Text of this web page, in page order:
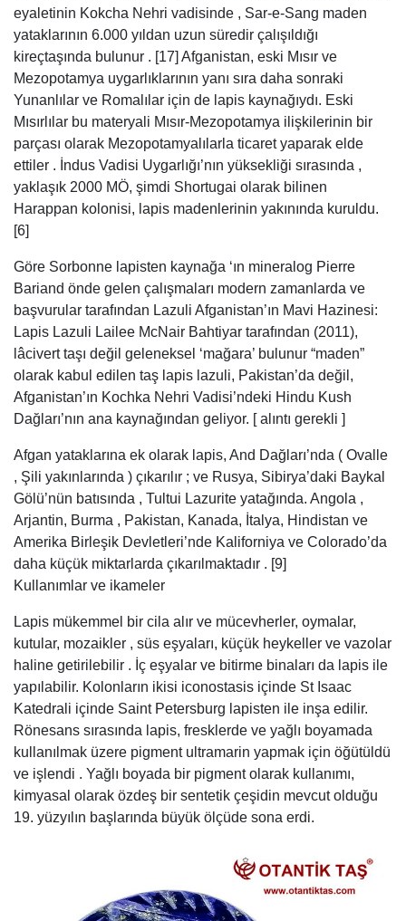
eyaletinin Kokcha Nehri vadisinde , Sar-e-Sang maden
yataklarının 6.000 yıldan uzun süredir çalışıldığı
kireçtaşında bulunur . [17] Afganistan, eski Mısır ve
Mezopotamya uygarlıklarının yanı sıra daha sonraki
Yunanlılar ve Romalılar için de lapis kaynağıydı. Eski
Mısırlılar bu materyali Mısır-Mezopotamya ilişkilerinin bir
parçası olarak Mezopotamyalılarla ticaret yaparak elde
ettiler . İndus Vadisi Uygarlığı’nın yüksekliği sırasında ,
yaklaşık 2000 MÖ, şimdi Shortugai olarak bilinen
Harappan kolonisi, lapis madenlerinin yakınında kuruldu.
[6]
Göre Sorbonne lapisten kaynağa ‘ın mineralog Pierre
Bariand önde gelen çalışmaları modern zamanlarda ve
başvurular tarafından Lazuli Afganistan’ın Mavi Hazinesi:
Lapis Lazuli Lailee McNair Bahtiyar tarafından (2011),
lâcivert taşı değil geleneksel ‘mağara’ bulunur “maden”
olarak kabul edilen taş lapis lazuli, Pakistan’da değil,
Afganistan’ın Kochka Nehri Vadisi’ndeki Hindu Kush
Dağları’nın ana kaynağından geliyor. [ alıntı gerekli ]
Afgan yataklarına ek olarak lapis, And Dağları’nda ( Ovalle
, Şili yakınlarında ) çıkarılır ; ve Rusya, Sibirya’daki Baykal
Gölü’nün batısında , Tultui Lazurite yatağında. Angola ,
Arjantin, Burma , Pakistan, Kanada, İtalya, Hindistan ve
Amerika Birleşik Devletleri’nde Kaliforniya ve Colorado’da
daha küçük miktarlarda çıkarılmaktadır . [9]
Kullanımlar ve ikameler
Lapis mükemmel bir cila alır ve mücevherler, oymalar,
kutular, mozaikler , süs eşyaları, küçük heykeller ve vazolar
haline getirilebilir . İç eşyalar ve bitirme binaları da lapis ile
yapılabilir. Kolonların ikisi iconostasis içinde St Isaac
Katedrali içinde Saint Petersburg lapisten ile inşa edilir.
Rönesans sırasında lapis, fresklerde ve yağlı boyamada
kullanılmak üzere pigment ultramarin yapmak için öğütüldü
ve işlendi . Yağlı boyada bir pigment olarak kullanımı,
kimyasal olarak özdeş bir sentetik çeşidin mevcut olduğu
19. yüzyılın başlarında büyük ölçüde sona erdi.